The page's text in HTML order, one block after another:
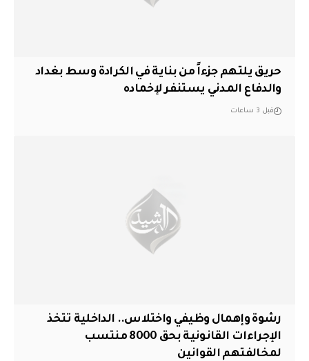
حريق يلتهم جزءاً من بناية في الكرادة وسط بغداد
والدفاع المدني يستنفر لإخماده
قبل 3 ساعات
رشوة وإهمال وظيفي واختلاس.. الداخلية تتخذ
الإجراءات القانونية بحق 8000 منتسب
لمخالفتهم القوانين